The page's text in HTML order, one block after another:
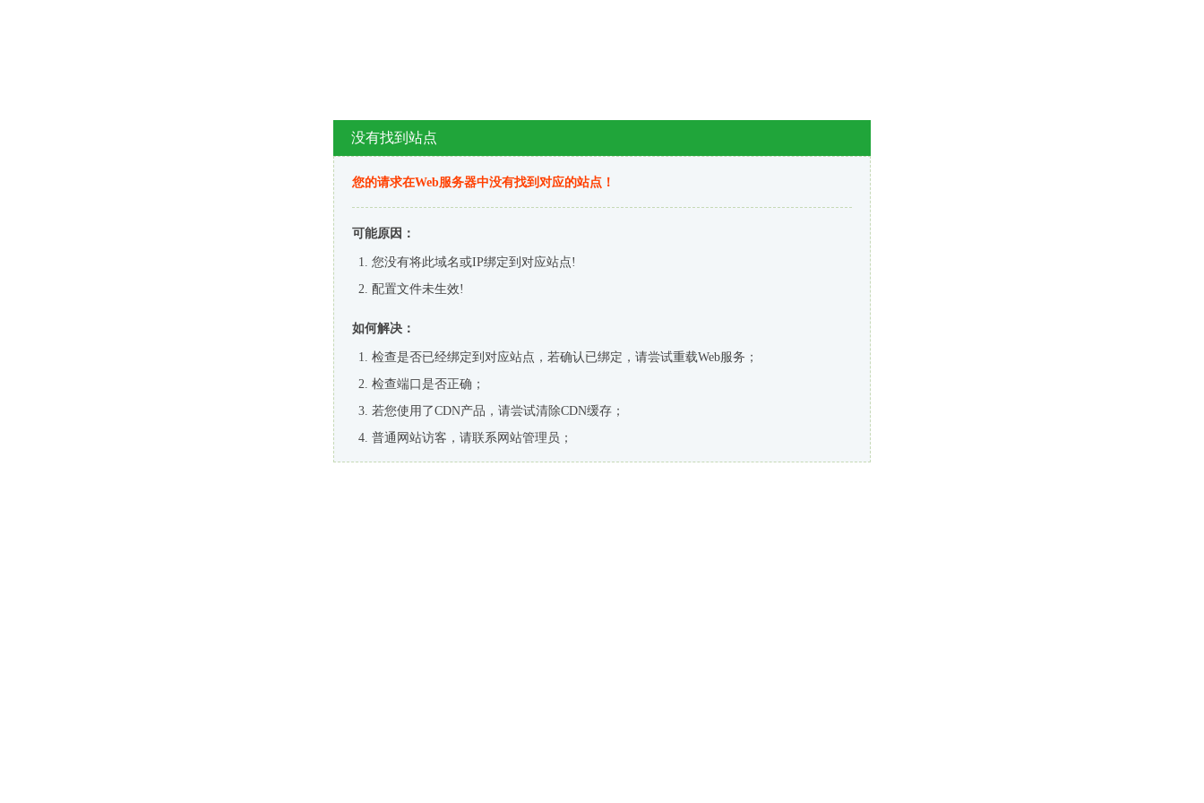
没有找到站点
您的请求在Web服务器中没有找到对应的站点！
可能原因：
您没有将此域名或IP绑定到对应站点!
配置文件未生效!
如何解决：
检查是否已经绑定到对应站点，若确认已绑定，请尝试重载Web服务；
检查端口是否正确；
若您使用了CDN产品，请尝试清除CDN缓存；
普通网站访客，请联系网站管理员；